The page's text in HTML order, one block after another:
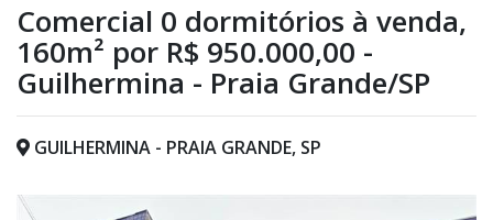
Comercial 0 dormitórios à venda,
160m² por R$ 950.000,00 -
Guilhermina - Praia Grande/SP
GUILHERMINA - PRAIA GRANDE, SP